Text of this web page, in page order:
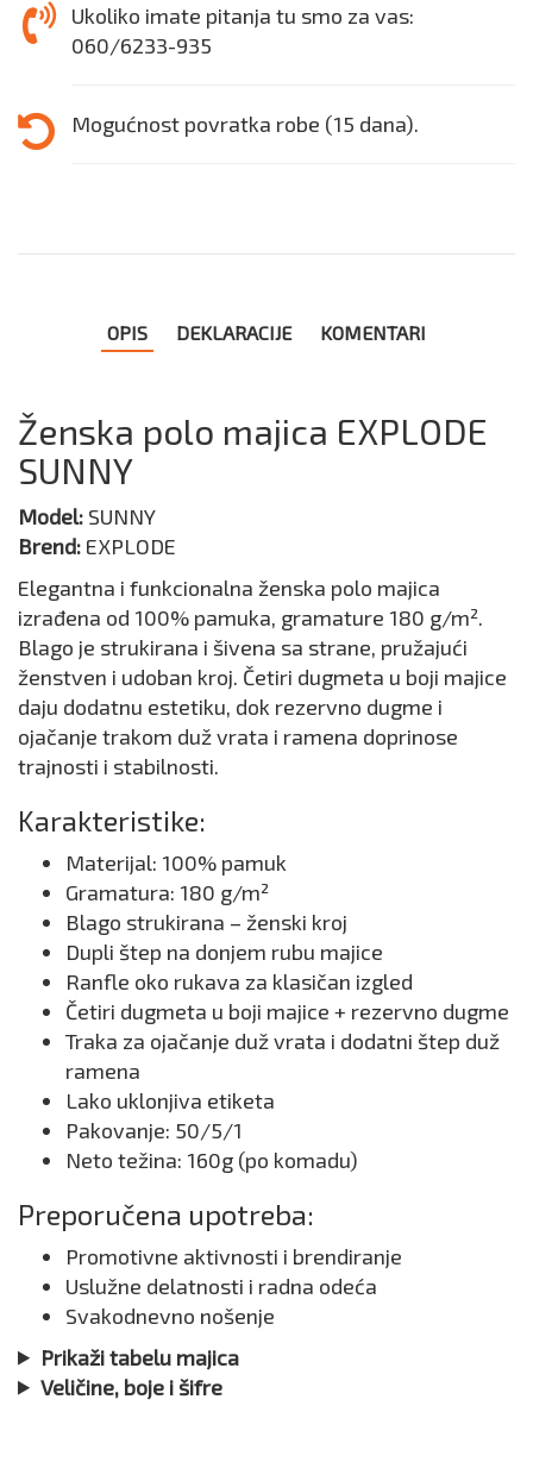
Ukoliko imate pitanja tu smo za vas:
060/6233-935
Mogućnost povratka robe (15 dana).
OPIS DEKLARACIJE KOMENTARI
Ženska polo majica EXPLODE
SUNNY
Model: SUNNY
Brend: EXPLODE
Elegantna i funkcionalna ženska polo majica
izrađena od 100% pamuka, gramature 180 g/m².
Blago je strukirana i šivena sa strane, pružajući
ženstven i udoban kroj. Četiri dugmeta u boji majice
daju dodatnu estetiku, dok rezervno dugme i
ojačanje trakom duž vrata i ramena doprinose
trajnosti i stabilnosti.
Karakteristike:
Materijal: 100% pamuk
Gramatura: 180 g/m²
Blago strukirana – ženski kroj
Dupli štep na donjem rubu majice
Ranfle oko rukava za klasičan izgled
Četiri dugmeta u boji majice + rezervno dugme
Traka za ojačanje duž vrata i dodatni štep duž
ramena
Lako uklonjiva etiketa
Pakovanje: 50/5/1
Neto težina: 160g (po komadu)
Preporučena upotreba:
Promotivne aktivnosti i brendiranje
Uslužne delatnosti i radna odeća
Svakodnevno nošenje
Prikaži tabelu majica
Veličine, boje i šifre